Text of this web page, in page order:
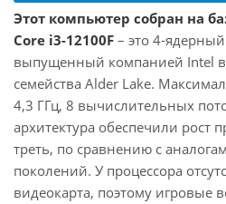
Этот компьютер собран на
Core i3-12100F – это 4-
выпущенный компанией Intel в
семейства Alder Lake.
4,3 ГГц, 8 вычислительных
архитектура обеспечили рост
треть, по сравнению с
поколений. У процессора
видеокарта, поэтому игровые